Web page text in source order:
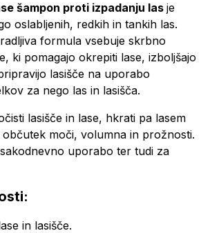
šampon proti izpadanju las je
oslabljenih, redkih in tankih las.
formula vsebuje skrbno
ki pomagajo okrepiti lase, izboljšajo
lasišče na uporabo
za nego las in lasišča.
lasišče in lase, hkrati pa lasem
moči, volumna in prožnosti.
uporabo ter tudi za
in lasišče.